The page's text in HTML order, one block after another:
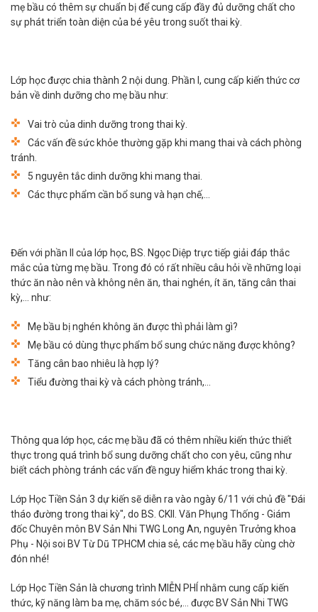
mẹ bầu có thêm sự chuẩn bị để cung cấp đầy đủ dưỡng chất cho
sự phát triển toàn diện của bé yêu trong suốt thai kỳ.
Lớp học được chia thành 2 nội dung. Phần I, cung cấp kiến thức cơ
bản về dinh dưỡng cho mẹ bầu như:
Vai trò của dinh dưỡng trong thai kỳ.
Các vấn đề sức khỏe thường gặp khi mang thai và cách phòng
tránh.
5 nguyên tắc dinh dưỡng khi mang thai.
Các thực phẩm cần bổ sung và hạn chế,...
Đến với phần II của lớp học, BS. Ngọc Diệp trực tiếp giải đáp thắc
mắc của từng mẹ bầu. Trong đó có rất nhiều câu hỏi về những loại
thức ăn nào nên và không nên ăn, thai nghén, ít ăn, tăng cân thai
kỳ,... như:
Mẹ bầu bị nghén không ăn được thì phải làm gì?
Mẹ bầu có dùng thực phẩm bổ sung chức năng được không?
Tăng cân bao nhiêu là hợp lý?
Tiểu đường thai kỳ và cách phòng tránh,...
Thông qua lớp học, các mẹ bầu đã có thêm nhiều kiến thức thiết
thực trong quá trình bổ sung dưỡng chất cho con yêu, cũng như
biết cách phòng tránh các vấn đề nguy hiểm khác trong thai kỳ.
Lớp Học Tiền Sản 3 dự kiến sẽ diễn ra vào ngày 6/11 với chủ đề "Đái
tháo đường trong thai kỳ", do BS. CKII. Văn Phụng Thống - Giám
đốc Chuyên môn BV Sản Nhi TWG Long An, nguyên Trưởng khoa
Phụ - Nội soi BV Từ Dũ TPHCM chia sẻ, các mẹ bầu hãy cùng chờ
đón nhé!
Lớp Học Tiền Sản là chương trình MIỄN PHÍ nhằm cung cấp kiến
thức, kỹ năng làm ba mẹ, chăm sóc bé,... được BV Sản Nhi TWG